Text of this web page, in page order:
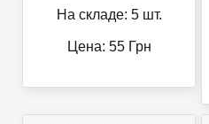
На складе: 5 шт.
Цена: 55Грн